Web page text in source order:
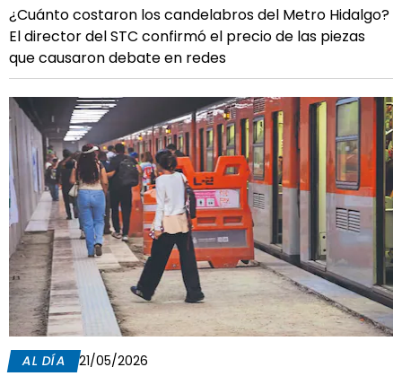
¿Cuánto costaron los candelabros del Metro Hidalgo?
El director del STC confirmó el precio de las piezas
que causaron debate en redes
AL DÍA 21/05/2026